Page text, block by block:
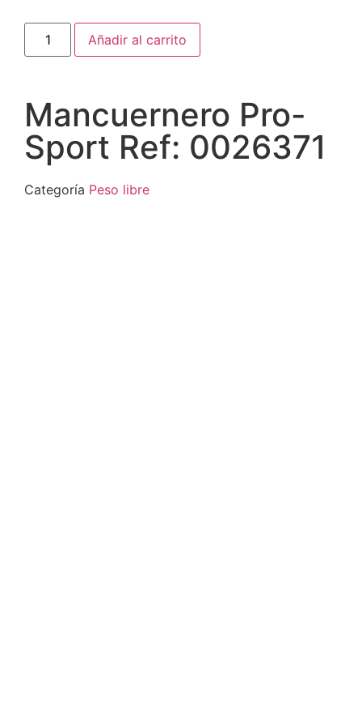
Añadir al carrito
Mancuernero Pro-
Sport Ref: 0026371
Categoría Peso libre